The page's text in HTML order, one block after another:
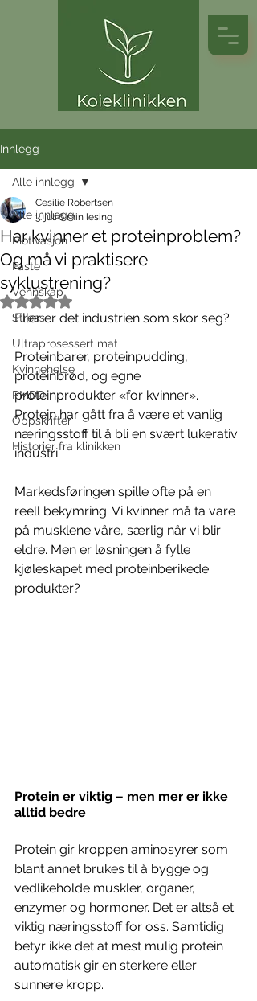
Innlegg
Alle innlegg
Motivasjon
Faste
Vennskap
Stress
Ultraprosessert mat
Kvinnehelse
PMDD
Oppskrifter
Historier fra klinikken
Alle innlegg
Har kvinner et proteinproblem?
Og må vi praktisere
syklustrening?
Cesilie Robertsen
3. juli6 min lesing
Gitt NaN av 5 stjerner.
Eller er det industrien som skor seg?
Proteinbarer, proteinpudding,
proteinbrød, og egne
proteinprodukter «for kvinner».
Protein har gått fra å være et vanlig
næringsstoff til å bli en svært lukerativ
industri.
Markedsføringen spille ofte på en
reell bekymring: Vi kvinner må ta vare
på musklene våre, særlig når vi blir
eldre. Men er løsningen å fylle
kjøleskapet med proteinberikede
produkter?
Protein er viktig – men mer er ikke
alltid bedre
Protein gir kroppen aminosyrer som
blant annet brukes til å bygge og
vedlikeholde muskler, organer,
enzymer og hormoner. Det er altså et
viktig næringsstoff for oss. Samtidig
betyr ikke det at mest mulig protein
automatisk gir en sterkere eller
sunnere kropp.